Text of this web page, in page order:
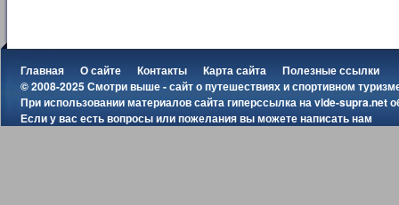
Главная О сайте Контакты Карта сайта
Полезные ссылки
© 2008-2025 Смотри выше - сайт о путешествиях и спортивном
При использовании материалов сайта гиперссылка наvide-supra.net
Если у вас есть вопросы или пожелания вы можетенаписать нам